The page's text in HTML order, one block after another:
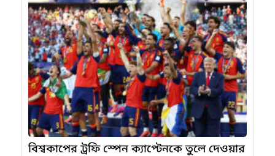
বিশ্বকাপের ট্রফি স্পেন ক্যাপ্টেনকে তুলে দেওয়ার